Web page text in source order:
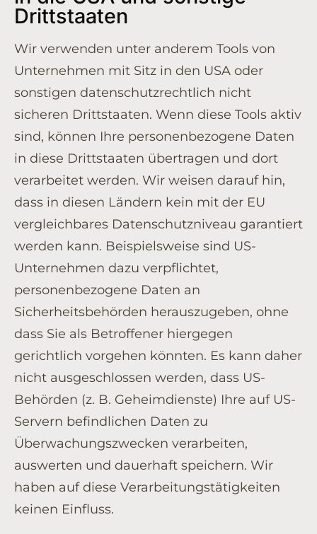
Drittstaaten
Wir verwenden unter anderem Tools von
Unternehmen mit Sitz in den USA oder
sonstigen datenschutzrechtlich nicht
sicheren Drittstaaten. Wenn diese Tools aktiv
sind, können Ihre personenbezogene Daten
in diese Drittstaaten übertragen und dort
verarbeitet werden. Wir weisen darauf hin,
dass in diesen Ländern kein mit der EU
vergleichbares Datenschutzniveau garantiert
werden kann. Beispielsweise sind US-
Unternehmen dazu verpflichtet,
personenbezogene Daten an
Sicherheitsbehörden herauszugeben, ohne
dass Sie als Betroffener hiergegen
gerichtlich vorgehen könnten. Es kann daher
nicht ausgeschlossen werden, dass US-
Behörden (z. B. Geheimdienste) Ihre auf US-
Servern befindlichen Daten zu
Überwachungszwecken verarbeiten,
auswerten und dauerhaft speichern. Wir
haben auf diese Verarbeitungstätigkeiten
keinen Einfluss.